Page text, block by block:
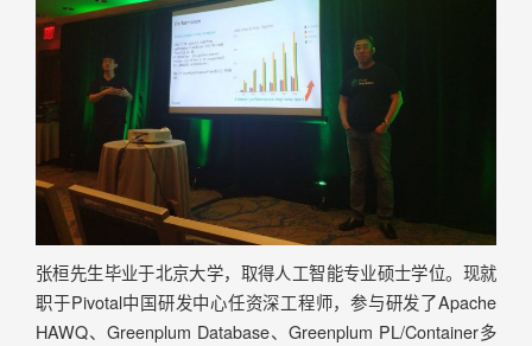
张桓先生毕业于北京大学，取得人工智能专业硕士学位。现就
职于Pivotal中国研发中心任资深工程师，参与研发了Apache
HAWQ、Greenplum Database、Greenplum PL/Container多